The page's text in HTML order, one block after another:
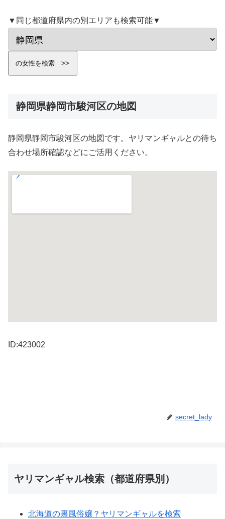
▼同じ都道府県内の別エリアも検索可能▼
静岡県静岡市駿河区の地図
静岡県静岡市駿河区の地図です。ヤリマンギャルとの待ち
合わせ場所確認などにご活用ください。
ID:423002
secret_lady
ヤリマンギャル検索（都道府県別）
北海道の裏風俗嬢？ヤリマンギャルを検索